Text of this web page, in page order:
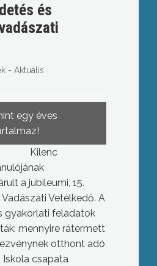
és
- Aktuális
egy éves
Kilenc
a jubileumi, 15.
Vetélkedő. A
gyakorlati feladatok
mennyire rátermett
otthont adó
Iskola csapata